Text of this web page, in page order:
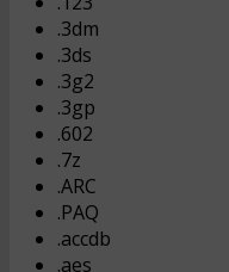
.3dm
.3ds
.3g2
.3gp
.602
.7z
.ARC
.PAQ
.accdb
.aes